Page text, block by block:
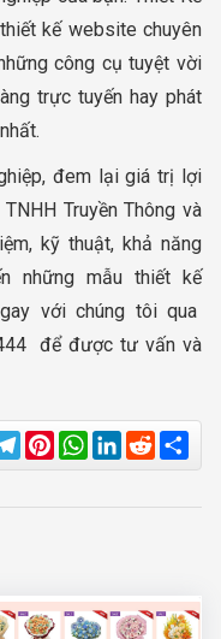
kế website chuyên
công cụ tuyệt vời
trực tuyến hay phát
đem lại giá trị lợi
Truyền Thông và
kỹ thuật, khả năng
những mẫu thiết kế
với chúng tôi qua
để được tư vấn và
Telegram
Pinterest
WhatsApp
LinkedIn
Reddit